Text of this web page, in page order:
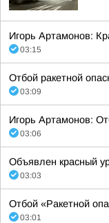
Игорь Артамонов:
03:15
Отбой ракетной
03:09
Игорь Артамонов:
03:06
Объявлен красный
03:03
Отбой «Ракетной
03:01